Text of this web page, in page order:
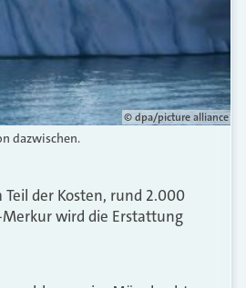
© dpa/picture alliance
dazwischen.
der Kosten, rund 2.000
wird die Erstattung